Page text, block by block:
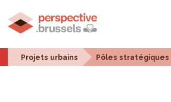
Projets urbains Pôles stratégiques